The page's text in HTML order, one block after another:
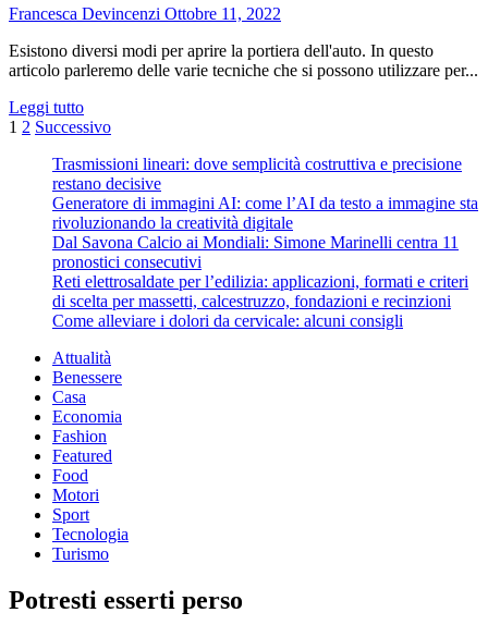
indispensabile
qualsiasi
tipologia
lavoro
Francesca Devincenzi Ottobre 11, 2022
Esistono diversi modi per aprire la portiera dell'auto. In questo
articolo parleremo delle varie tecniche che si possono utilizzare per...
Leggi tuttoLeggi
di
su
Come
sbloccare
lo
sportello
dell’auto
Paginazione
degli
articoli
1 2 Successivo
Trasmissioni lineari: dove semplicità costruttiva e precisione
restano decisive
Generatore di immagini AI: come l’AI da testo a immagine sta
rivoluzionando la creatività digitale
Dal Savona Calcio ai Mondiali: Simone Marinelli centra 11
pronostici consecutivi
Reti elettrosaldate per l’edilizia: applicazioni, formati e criteri
di scelta per massetti, calcestruzzo, fondazioni e recinzioni
Come alleviare i dolori da cervicale: alcuni consigli
Attualità
Benessere
Casa
Economia
Fashion
Featured
Food
Motori
Sport
Tecnologia
Turismo
Potresti esserti perso